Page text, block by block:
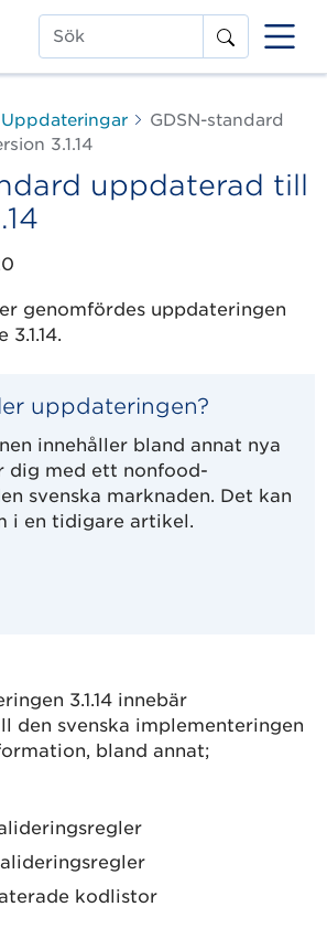
Sök
Uppdateringar
GDSN-standard
3.1.14
uppdaterad till
genomfördes uppdateringen
uppdateringen?
innehåller bland annat nya
dig med ett nonfood-
svenska marknaden. Det kan
i en tidigare artikel.
3.1.14 innebär
den svenska implementeringen
bland annat;
kodlistor